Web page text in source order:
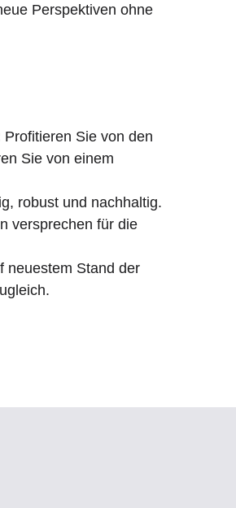
Perspektiven ohne
Profitieren Sie von den
Sie von einem
robust und nachhaltig.
versprechen für die
neuestem Stand der